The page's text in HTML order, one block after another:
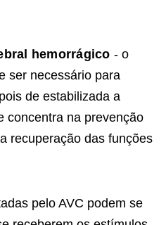
hemorrágico - o
ser necessário para
de estabilizada a
concentra na prevenção
recuperação das funções
pelo AVC podem se